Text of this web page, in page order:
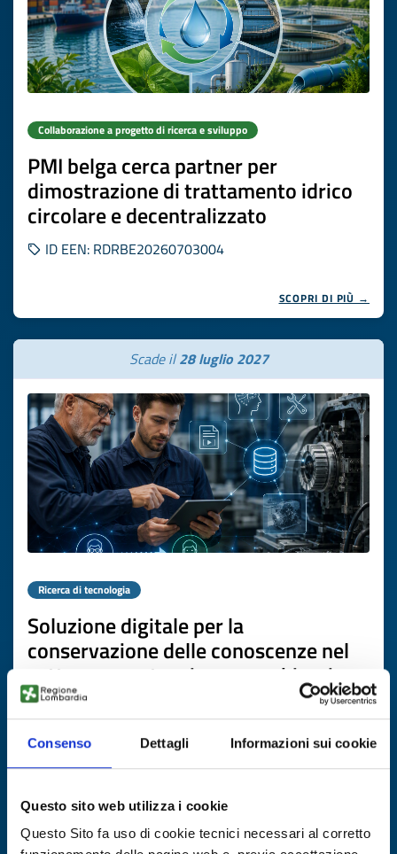
Consenso Dettagli Informazioni sui cookie
Questo sito web utilizza i cookie
Questo Sito fa uso di cookie tecnici necessari al corretto
Collaborazione a progetto di ricerca e sviluppo
PMI belga cerca partner per
dimostrazione di trattamento idrico
circolare e decentralizzato
ID EEN: RDRBE20260703004
SCOPRI DI PIÙ →
Scade il28 luglio 2027
Ricerca di tecnologia
Soluzione digitale per la
conservazione delle conoscenze nel
settore manutenzione macchinari
ID EEN: TRDE20260723020